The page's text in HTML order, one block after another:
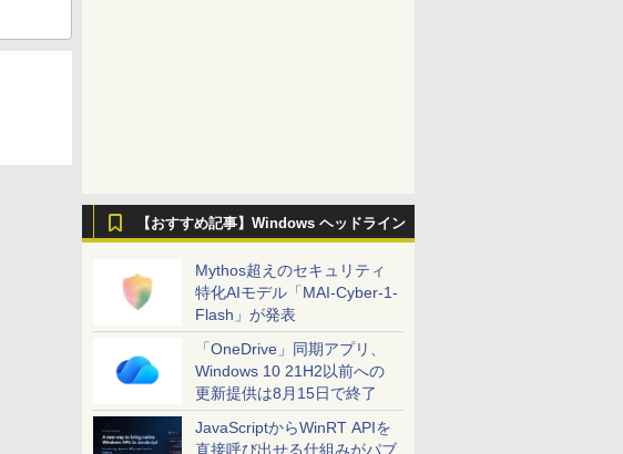
【おすすめ記事】Windows ヘッドライン
Mythos超えのセキュリティ
特化AIモデル「MAI-Cyber-1-
Flash」が発表
「OneDrive」同期アプリ、
Windows 10 21H2以前への
更新提供は8月15日で終了
JavaScriptからWinRT APIを
直接呼び出せる仕組みがパブ